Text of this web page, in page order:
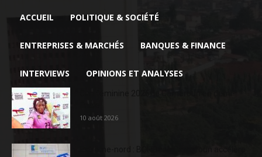
ACCUEIL POLITIQUE & SOCIÉTÉ
ENTREPRISES & MARCHÉS BANQUES & FINANCE
INTERVIEWS OPINIONS ET ANALYSES
10 août 2026